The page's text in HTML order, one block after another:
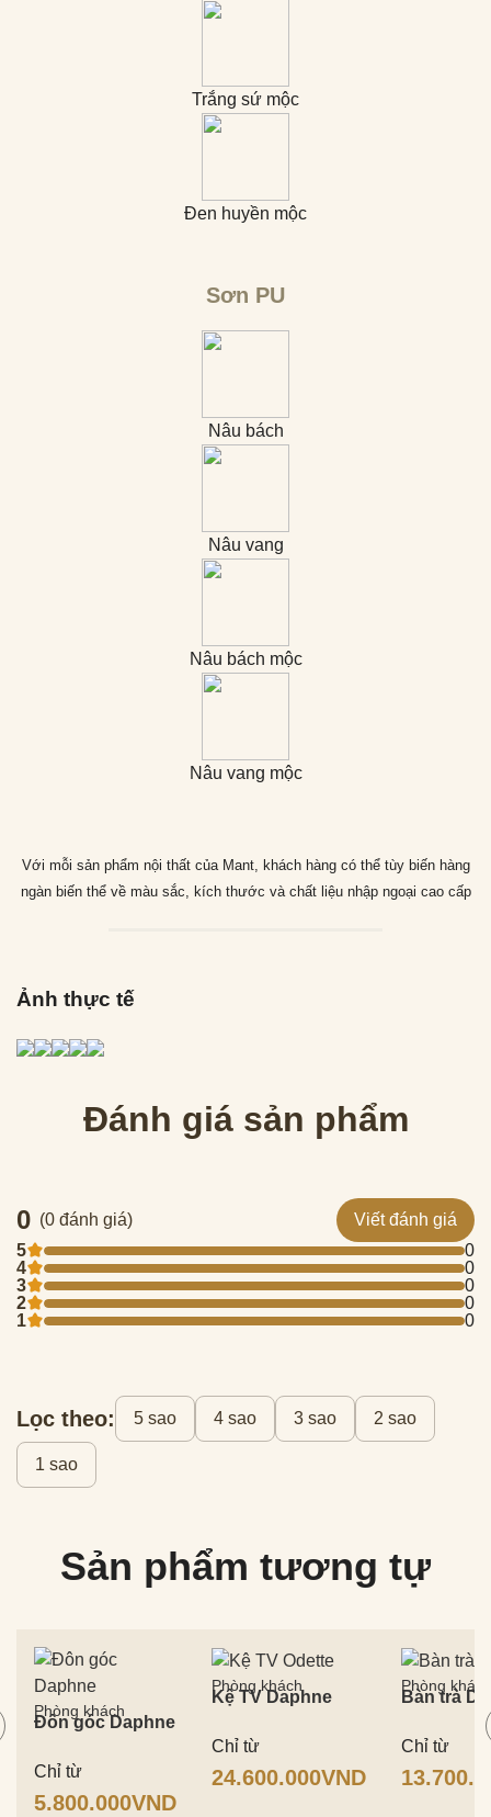
Trắng sứ mộc
Đen huyền mộc
Sơn PU
Nâu bách
Nâu vang
Nâu bách mộc
Nâu vang mộc
Với mỗi sản phẩm nội thất của Mant, khách hàng có thể tùy biến hàng
ngàn biến thể về màu sắc, kích thước và chất liệu nhập ngoại cao cấp
Ảnh thực tế
Đánh giá sản phẩm
0 (0 đánh giá)
Viết đánh giá
5
0
4
0
3
0
2
0
1
0
Lọc theo: 5 sao 4 sao 3 sao 2 sao
1 sao
Sản phẩm tương tự
Phòng khách
Đôn góc Daphne
Chỉ từ
5.800.000VND
Phòng khách
Kệ TV Daphne
Chỉ từ
24.600.000VND
Phòng khách
Bàn trà
Chỉ từ